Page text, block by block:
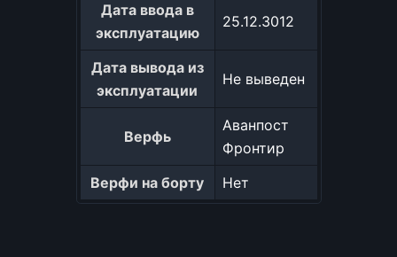
Дата ввода в
эксплуатацию
25.12.3012
Дата вывода из
эксплуатации
Не выведен
Верфь
Аванпост
Фронтир
Верфи на борту
Нет